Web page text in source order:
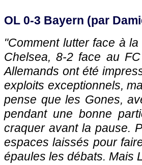
OL 0-3 Bayern (par
"Comment lutter face à
Chelsea, 8-2 face au
Allemands ont été
exploits exceptionnels,
pense que les Gones,
pendant une bonne
craquer avant la pause.
espaces laissés pour
épaules les débats. Mais